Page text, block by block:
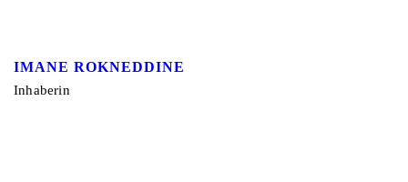
IMANE ROKNEDDINE
Inhaberin